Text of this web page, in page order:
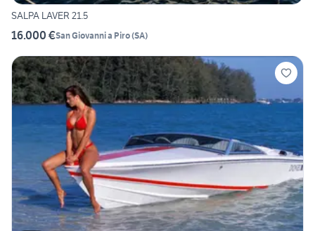
SALPA LAVER 21.5
16.000 €San Giovanni a Piro(SA)